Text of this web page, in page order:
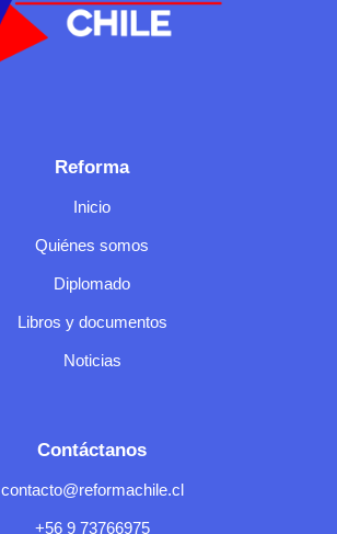
Reforma
Inicio
Quiénes somos
Diplomado
Libros y documentos
Noticias
Contáctanos
contacto@reformachile.cl
+56 9 73766975